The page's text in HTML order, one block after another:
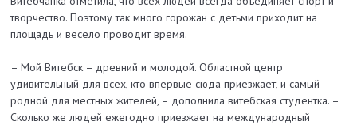
творчество. Поэтому так много горожан с детьми приходит на
площадь и весело проводит время.
– Мой Витебск – древний и молодой. Областной центр
удивительный для всех, кто впервые сюда приезжает, и самый
родной для местных жителей, – дополнила витебская студентка. –
Сколько же людей ежегодно приезжает на международный